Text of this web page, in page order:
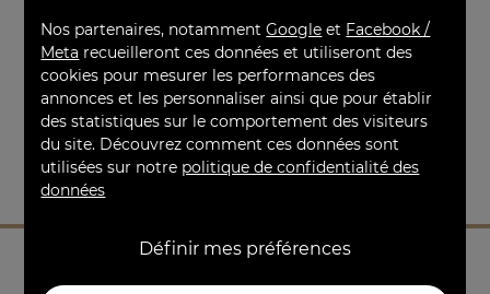
comme des instantanés de son terroir de Trépail.
Degré
12.5°
À servir
7° - 10°
Nos partenaires, notammentGoogle et Facebook /
Meta recueilleront ces données et utiliseront des
cookies pour mesurer les performances des
annonces et les personnaliser ainsi que pour établir
des statistiques sur le comportement des visiteurs
du site. Découvrez comment ces données sont
utilisées sur notre politique de confidentialité des
données
Définir mes préférences